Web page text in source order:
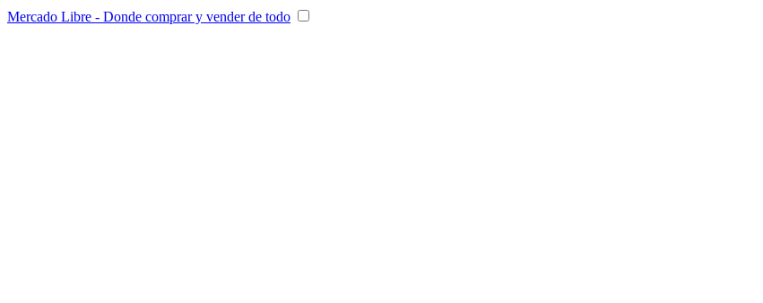
Mercado Libre - Donde comprar y vender de todo